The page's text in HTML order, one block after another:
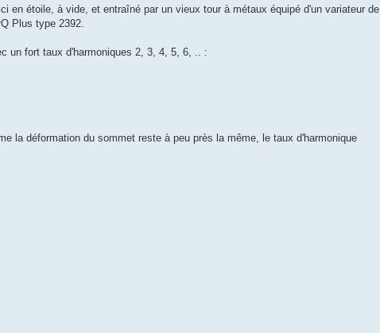
en étoile, à vide, et entraîné par un vieux tour à métaux équipé d'un variateur de
Plus type 2392.
un fort taux d'harmoniques 2, 3, 4, 5, 6, .. :
la déformation du sommet reste à peu près la même, le taux d'harmonique